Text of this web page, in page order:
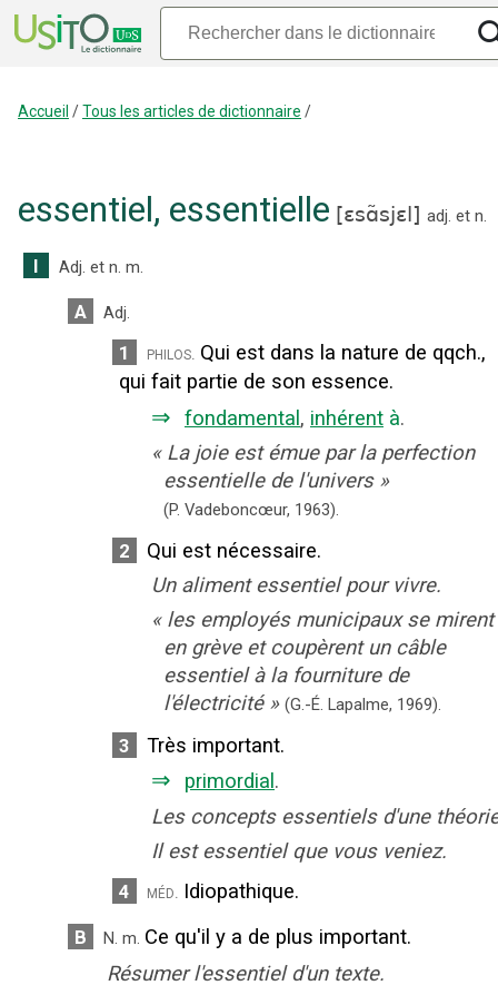
Accueil /Tous les articles de dictionnaire /
essentiel, essentielle [ɛsɑ̃sjɛl ] adj. et n.
I Adj. et n. m.
A Adj.
1 philos. Qui est dans la nature de qqch.,
qui fait partie de son essence.
⇒ fondamental , inhérent à.
« La joie est émue par la perfection
essentielle de l'univers »
(P. Vadeboncœur, 1963).
2
Qui est nécessaire.
Un aliment essentiel pour vivre.
« les employés municipaux se mirent
en grève et coupèrent un câble
essentiel à la fourniture de
l'électricité » (G.-É. Lapalme, 1969).
3 Très important.
⇒ primordial .
Les concepts essentiels d'une
Il est essentiel que vous veniez.
4 méd. Idiopathique.
B N. m. Ce qu'il y a de plus important.
Résumer l'essentiel d'un texte.